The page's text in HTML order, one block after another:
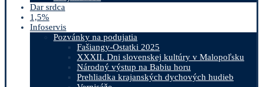
Dar srdca
1,5%
Infoservis
Pozvánky na podujatia
Fašiangy-Ostatki 2025
XXXII. Dni slovenskej kultúry v Malopoľsku
Národný výstup na Babiu horu
Prehliadka krajanských dychových hudieb